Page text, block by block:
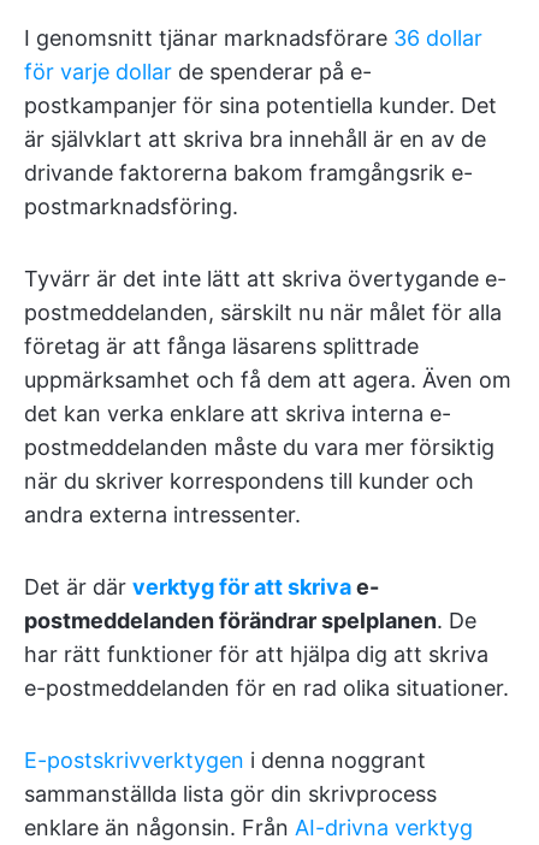
I genomsnitt tjänar marknadsförare 36 dollar
för varje dollar de spenderar på e-
postkampanjer för sina potentiella kunder. Det
är självklart att skriva bra innehåll är en av de
drivande faktorerna bakom framgångsrik e-
postmarknadsföring.
Tyvärr är det inte lätt att skriva övertygande e-
postmeddelanden, särskilt nu när målet för alla
företag är att fånga läsarens splittrade
uppmärksamhet och få dem att agera. Även om
det kan verka enklare att skriva interna e-
postmeddelanden måste du vara mer försiktig
när du skriver korrespondens till kunder och
andra externa intressenter.
Det är där verktyg för att skrivae-
postmeddelanden förändrar spelplanen. De
har rätt funktioner för att hjälpa dig att skriva
e-postmeddelanden för en rad olika situationer.
E-postskrivverktygen i denna noggrant
sammanställda lista gör din skrivprocess
enklare än någonsin. Från AI-drivna verktyg